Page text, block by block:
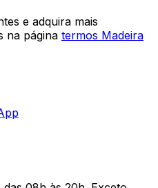
e adquira mais
na página termos Madeira